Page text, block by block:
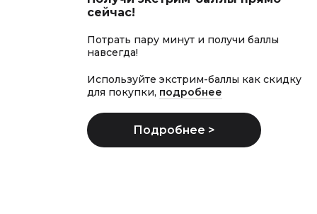
сейчас!
Потрать пару минут и получи баллы
навсегда!
Используйте экстрим-баллы как скидку
для покупки, подробнее